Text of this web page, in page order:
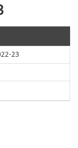
23